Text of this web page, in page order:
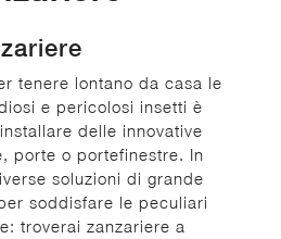
tenere lontano da casa le
e pericolosi insetti è
delle innovative
porte o portefinestre. In
soluzioni di grande
soddisfare le peculiari
troverai zanzariere a